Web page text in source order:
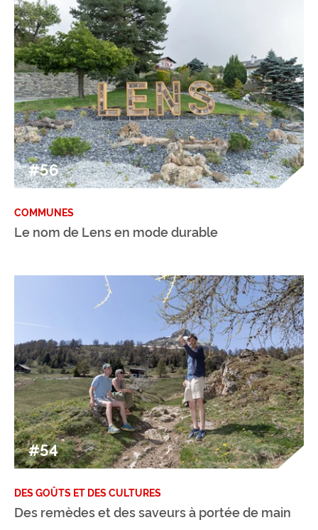
#56
COMMUNES
Le nom de Lens en mode durable
#54
DES GOÛTS ET DES CULTURES
Des remèdes et des saveurs à portée de main